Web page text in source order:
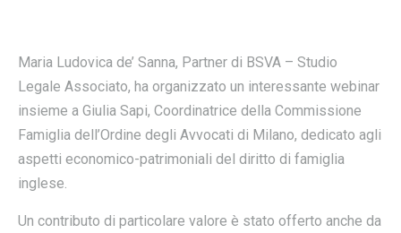
Maria Ludovica de’ Sanna, Partner di BSVA – Studio
Legale Associato, ha organizzato un interessante webinar
insieme a Giulia Sapi, Coordinatrice della Commissione
Famiglia dell’Ordine degli Avvocati di Milano, dedicato agli
aspetti economico-patrimoniali del diritto di famiglia
inglese.
Un contributo di particolare valore è stato offerto anche da